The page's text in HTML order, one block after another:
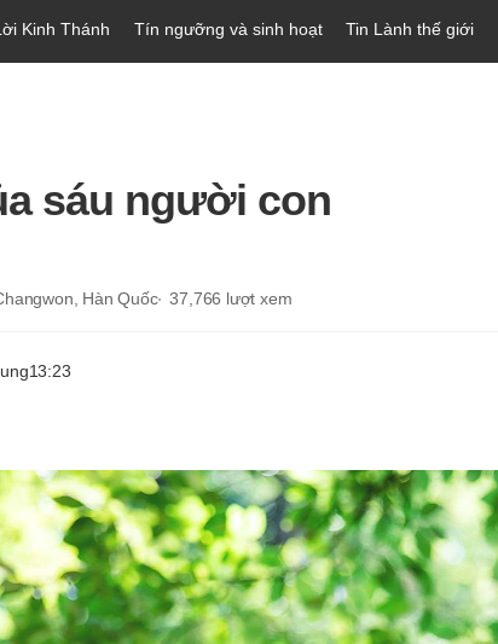
Kinh Thánh Tín ngưỡng và sinh hoạt Tin Lành thế giới
sáu người con
Hàn Quốc 37,766 lượt xem
13:23